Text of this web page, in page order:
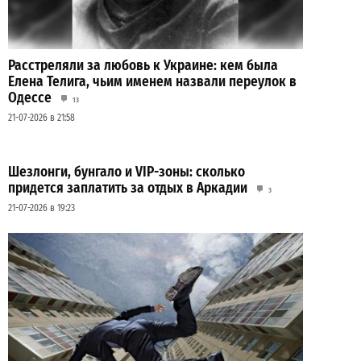
Расстреляли за любовь к Украине: кем была
Елена Телига, чьим именем назвали переулок в
Одессе
13
21-07-2026 в 21:58
Шезлонги, бунгало и VIP-зоны: сколько
придется заплатить за отдых в Аркадии
3
21-07-2026 в 19:23